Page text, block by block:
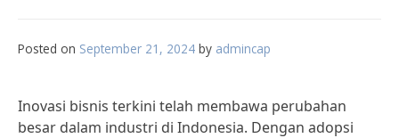
Posted on September 21, 2024 by admincap
Inovasi bisnis terkini telah membawa perubahan
besar dalam industri di Indonesia. Dengan adopsi